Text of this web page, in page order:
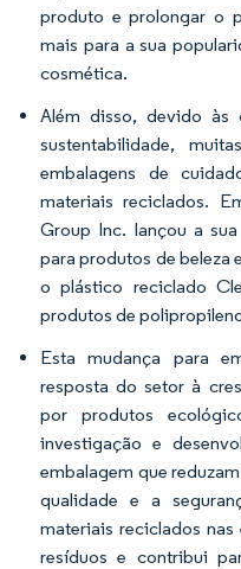
produto e prolongar o
mais para a sua
cosmética.
Além disso, devido às
sustentabilidade,
embalagens de
materiais reciclados.
Group Inc. lançou a
para produtos de beleza
o plástico reciclado
produtos de
Esta mudança para
resposta do setor à
por produtos
investigação e
embalagem que
qualidade e a
materiais reciclados
resíduos e contribui